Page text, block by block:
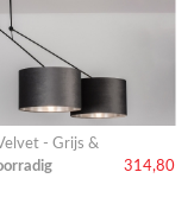
- Grijs &
314,80